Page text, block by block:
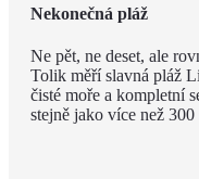
Nekonečná pláž
Ne pět, ne deset, ale
Tolik měří slavná pláž
čisté moře a kompletní
stejně jako více než